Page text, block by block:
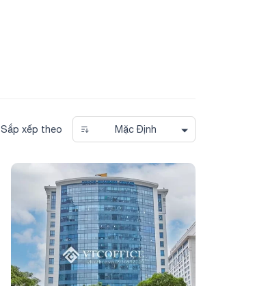
Sắp xếp theo Mặc Định